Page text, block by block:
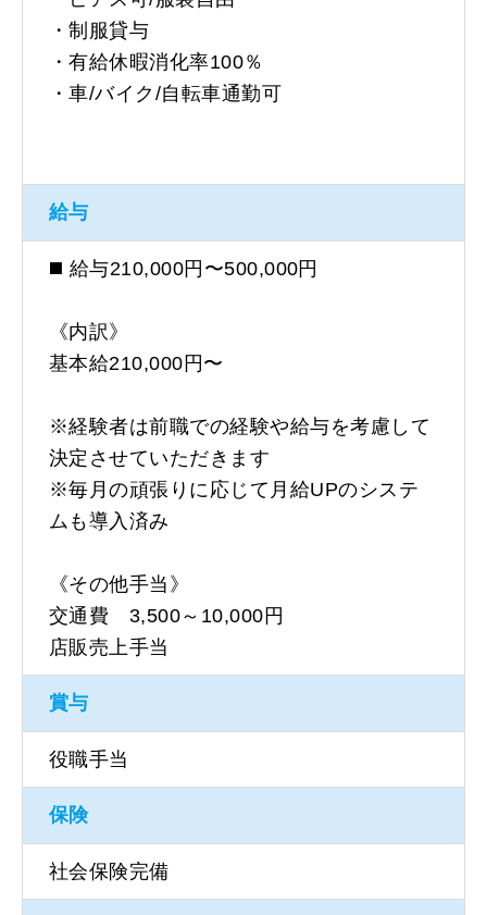
・制服貸与
・有給休暇消化率100％
・車/バイク/自転車通勤可
給与
◼️ 給与210,000円〜500,000円
《内訳》
基本給210,000円〜
※経験者は前職での経験や給与を考慮して
決定させていただきます
※毎月の頑張りに応じて月給UPのシステ
ムも導入済み
《その他手当》
交通費 3,500～10,000円
店販売上手当
賞与
役職手当
保険
社会保険完備